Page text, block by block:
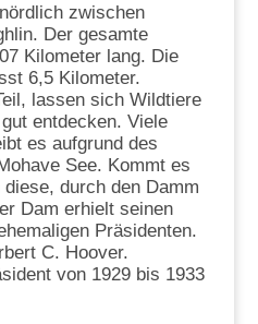
zwischen
Der gesamte
Kilometer lang. Die
6,5 Kilometer.
lassen sich Wildtiere
entdecken. Viele
es aufgrund des
See. Kommt es
durch den Damm
Dam erhielt seinen
Präsidenten.
C. Hoover.
von 1929 bis 1933